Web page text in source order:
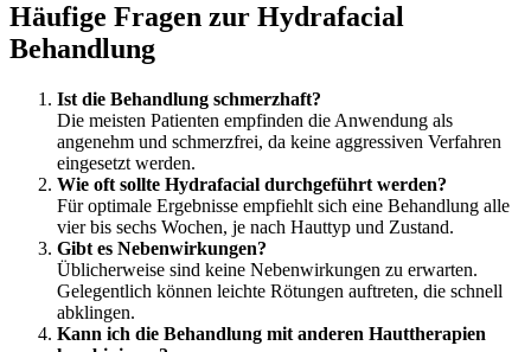
Häufige Fragen zur Hydrafacial
Behandlung
Ist die Behandlung schmerzhaft?
Die meisten Patienten empfinden die Anwendung als
angenehm und schmerzfrei, da keine aggressiven Verfahren
eingesetzt werden.
Wie oft sollte Hydrafacial durchgeführt werden?
Für optimale Ergebnisse empfiehlt sich eine Behandlung alle
vier bis sechs Wochen, je nach Hauttyp und Zustand.
Gibt es Nebenwirkungen?
Üblicherweise sind keine Nebenwirkungen zu erwarten.
Gelegentlich können leichte Rötungen auftreten, die schnell
abklingen.
Kann ich die Behandlung mit anderen Hauttherapien